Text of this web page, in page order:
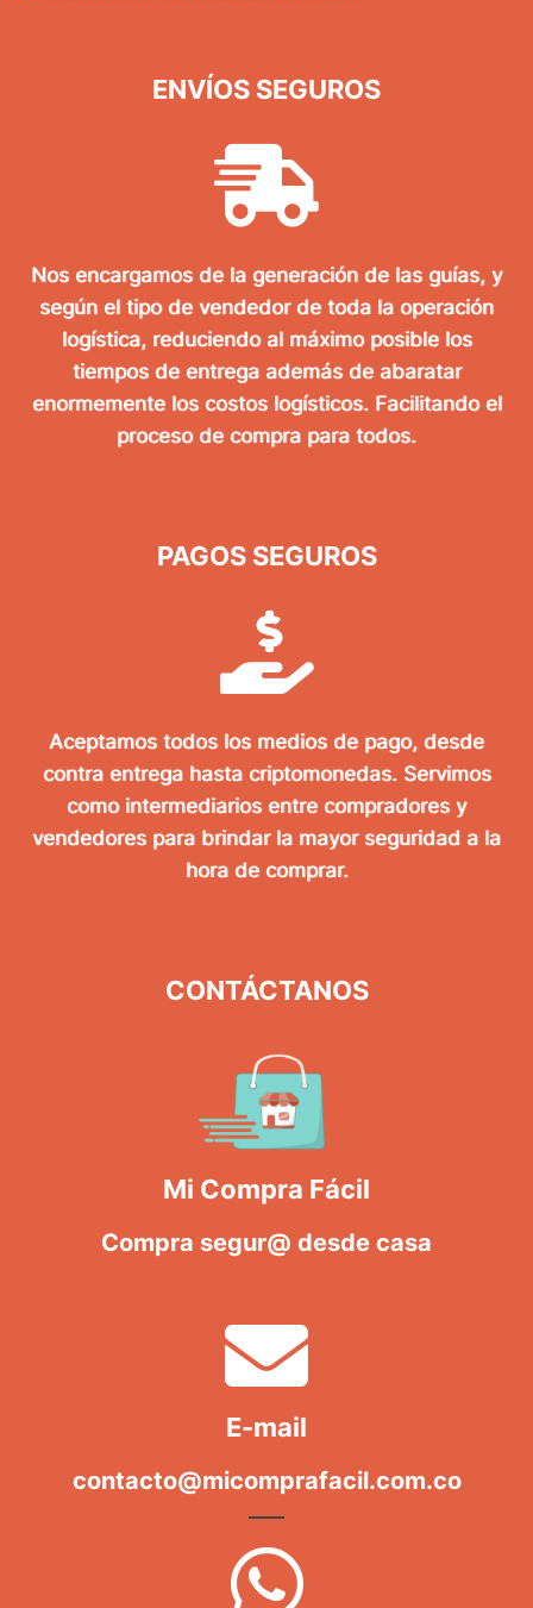
ENVÍOS SEGUROS
Nos encargamos de la generación de las guías, y
según el tipo de vendedor de toda la operación
logística, reduciendo al máximo posible los
tiempos de entrega además de abaratar
enormemente los costos logísticos. Facilitando el
proceso de compra para todos.
PAGOS SEGUROS
Aceptamos todos los medios de pago, desde
contra entrega hasta criptomonedas. Servimos
como intermediarios entre compradores y
vendedores para brindar la mayor seguridad a la
hora de comprar.
CONTÁCTANOS
Mi Compra Fácil
Compra segur@ desde casa
E-mail
contacto@micomprafacil.com.co